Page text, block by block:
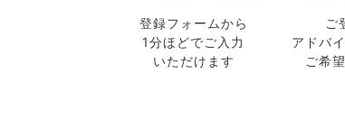
登録フォームから
1分ほどでご入力
いただけます
ご
アドバ
ご希